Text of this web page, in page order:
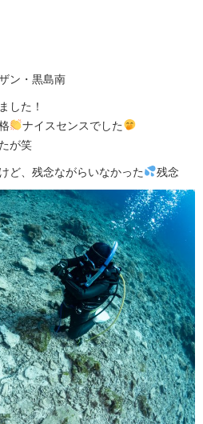
ン・黒島南
した！
ナイスセンスでした
が笑
ど、残念ながらいなかった 残念